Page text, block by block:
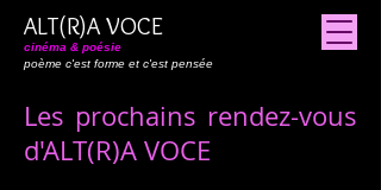
ALT(R)A VOCE
cinéma & poésie
poème c'est forme et c'est pensée
Les prochains rendez-vous
d'ALT(R)A VOCE